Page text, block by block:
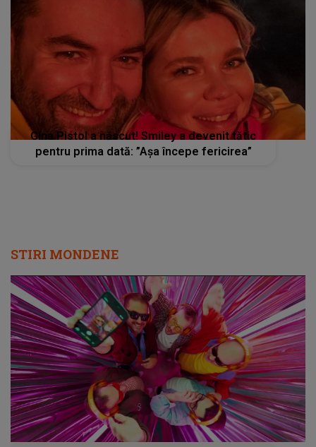
Gina Pistol a născut! Smiley a devenit tătic
pentru prima dată: ”Așa începe fericirea”
STIRI MONDENE